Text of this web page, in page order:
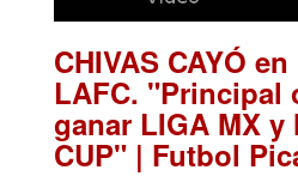
CHIVAS CAYÓ
LAFC. "Principal
ganar LIGA MX y
CUP" | Futbol